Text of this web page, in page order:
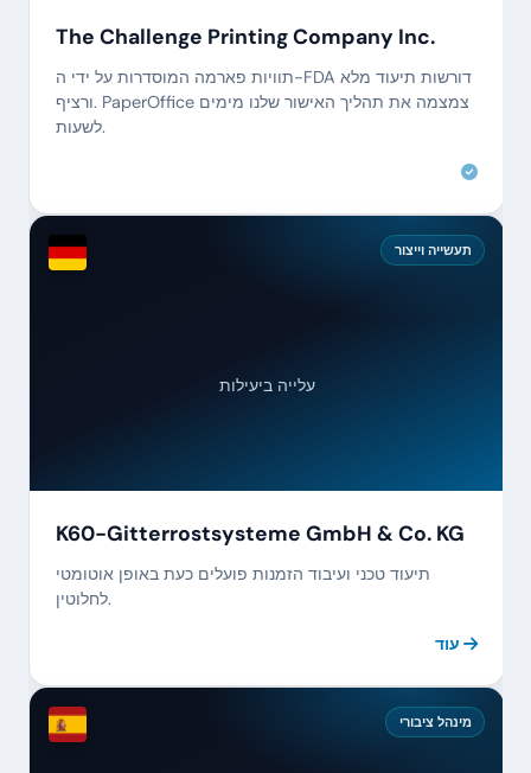
The Challenge Printing Company Inc.
תוויות פארמה המוסדרות על ידי ה-FDA דורשות תיעוד מלא
ורציף. PaperOffice צמצמה את תהליך האישור שלנו מימים
לשעות.
תעשייה וייצור
עלייה ביעילות
K60-Gitterrostsysteme GmbH & Co. KG
תיעוד טכני ועיבוד הזמנות פועלים כעת באופן אוטומטי
לחלוטין.
עוד
מינהל ציבורי